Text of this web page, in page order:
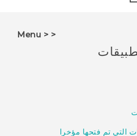
< < Menu
التي تم فتحها مؤخرا